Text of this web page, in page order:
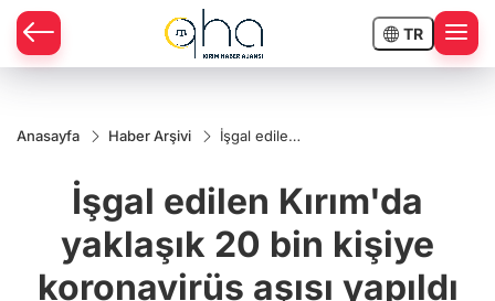
TR
Anasayfa Haber Arşivi
İşgal edilen
bin kişiye
koronavirüs
İşgal edilen Kırım'da
yaklaşık 20 bin kişiye
koronavirüs aşısı yapıldı